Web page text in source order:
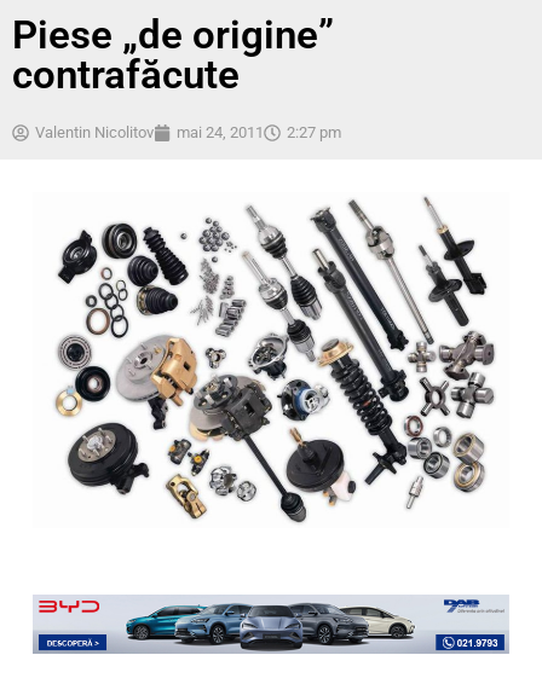
Piese „de origine”
contrafăcute
Valentin Nicolitov mai 24, 2011 2:27 pm